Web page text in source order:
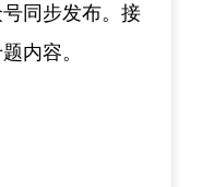
同步发布。接
内容。